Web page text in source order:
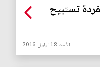
تستبيح
الأحد 18 ايلول 2016